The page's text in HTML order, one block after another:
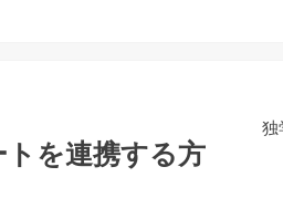
トを連携する方
独